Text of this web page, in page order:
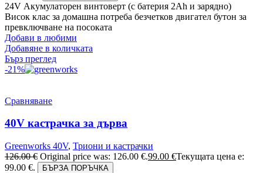
24V Акумулаторен винтоверт (с батерия 2Аh и зарядно)
Висок клас за домашна потреба безчетков двигател бутон за
превключване на посоката
Добави в любими
Добавяне в количката
Бърз преглед
-21%
Сравняване
40V кастрачка за дърва
Greenworks 40V, Триони и кастрачки
126.00€ Original price was: 126.00 €.99.00 €Текущата цена е:
99.00 €.
БЪРЗА ПОРЪЧКА